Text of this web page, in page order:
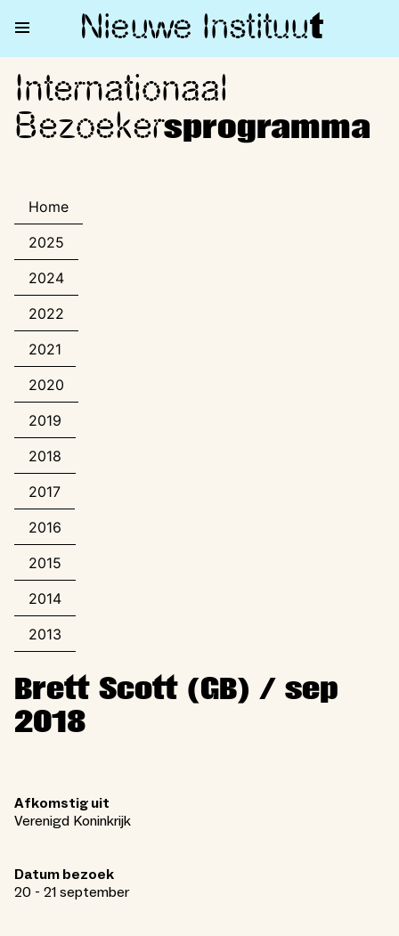
Nieuwe Instituut
Internationaal
Internationaal
Bezoekersprogramma
Home
2025
2024
2022
2021
2020
2019
2018
2017
2016
2015
2014
2013
Brett Scott (GB) / sep
2018
Afkomstig uit
Verenigd Koninkrijk
Datum bezoek
20 - 21 september